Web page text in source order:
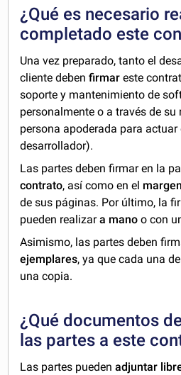
¿Qué es necesario
completado este
Una vez preparado, tanto el
cliente deben firmareste
soporte y mantenimiento de
personalmente o a través de su
persona apoderada para actuar
desarrollador).
Las partes deben firmar en la
contrato, así como en el
de sus páginas. Por último, la
pueden realizara mano o con
Asimismo, las partes deben
ejemplares, ya que cada una
una copia.
¿Qué documentos
las partes a este
Las partes puedenadjuntar